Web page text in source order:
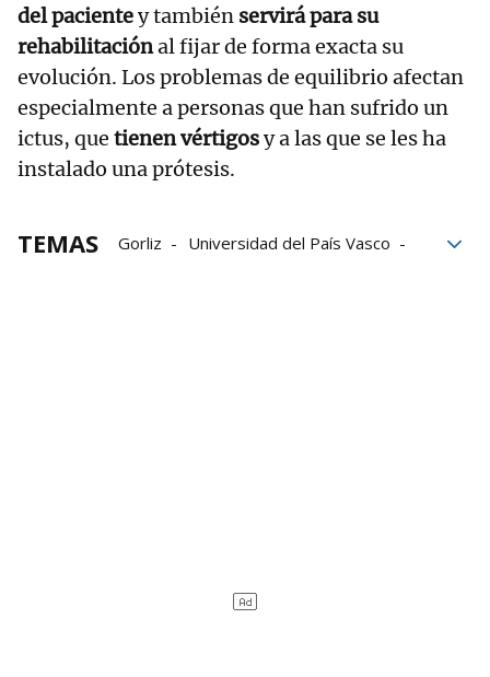
del pacientey también servirá para su
rehabilitaciónal fijar de forma exacta su
evolución. Los problemas de equilibrio afectan
especialmente a personas que han sufrido un
ictus, que tienen vértigosy a las que se les ha
instalado una prótesis.
TEMAS Gorliz
Universidad del País Vasco